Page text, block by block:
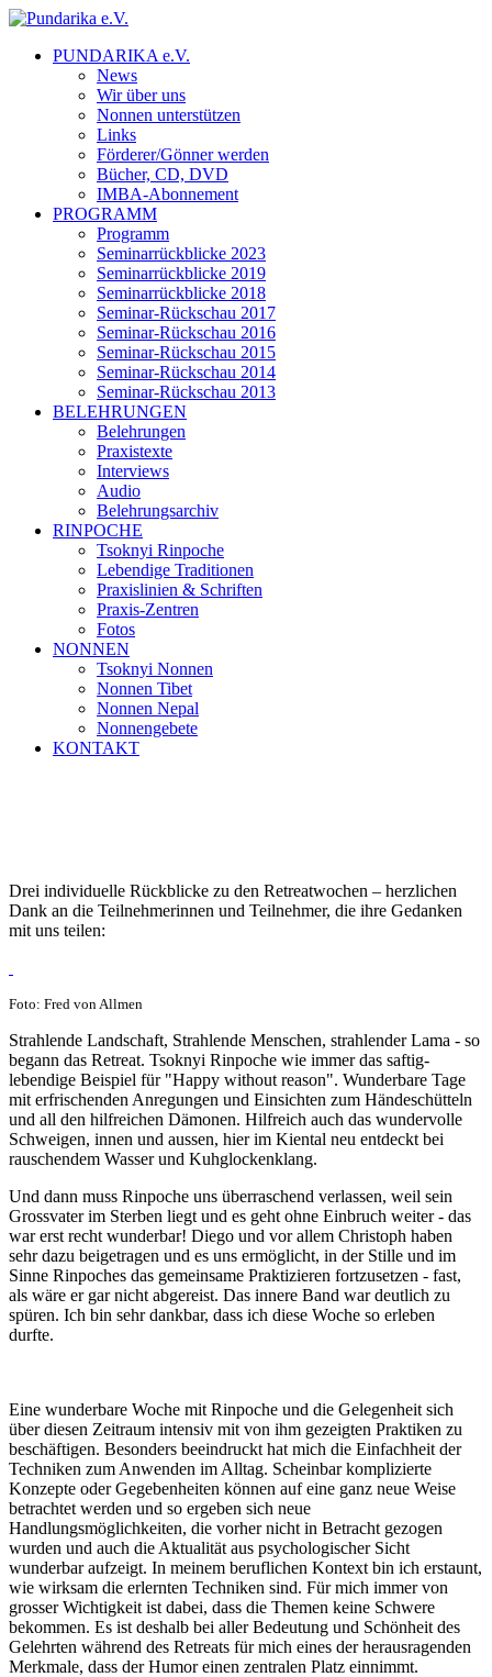
PUNDARIKA e.V.
News
Wir über uns
Nonnen unterstützen
Links
Förderer/Gönner werden
Bücher, CD, DVD
IMBA-Abonnement
PROGRAMM
Programm
Seminarrückblicke 2023
Seminarrückblicke 2019
Seminarrückblicke 2018
Seminar-Rückschau 2017
Seminar-Rückschau 2016
Seminar-Rückschau 2015
Seminar-Rückschau 2014
Seminar-Rückschau 2013
BELEHRUNGEN
Belehrungen
Praxistexte
Interviews
Audio
Belehrungsarchiv
RINPOCHE
Tsoknyi Rinpoche
Lebendige Traditionen
Praxislinien & Schriften
Praxis-Zentren
Fotos
NONNEN
Tsoknyi Nonnen
Nonnen Tibet
Nonnen Nepal
Nonnengebete
KONTAKT
Drei individuelle Rückblicke zu den Retreatwochen – herzlichen
Dank an die Teilnehmerinnen und Teilnehmer, die ihre Gedanken
mit uns teilen:
Foto: Fred von Allmen
Strahlende Landschaft, Strahlende Menschen, strahlender Lama - so
begann das Retreat. Tsoknyi Rinpoche wie immer das saftig-
lebendige Beispiel für "Happy without reason". Wunderbare Tage
mit erfrischenden Anregungen und Einsichten zum Händeschütteln
und all den hilfreichen Dämonen. Hilfreich auch das wundervolle
Schweigen, innen und aussen, hier im Kiental neu entdeckt bei
rauschendem Wasser und Kuhglockenklang.
Und dann muss Rinpoche uns überraschend verlassen, weil sein
Grossvater im Sterben liegt und es geht ohne Einbruch weiter - das
war erst recht wunderbar! Diego und vor allem Christoph haben
sehr dazu beigetragen und es uns ermöglicht, in der Stille und im
Sinne Rinpoches das gemeinsame Praktizieren fortzusetzen - fast,
als wäre er gar nicht abgereist. Das innere Band war deutlich zu
spüren. Ich bin sehr dankbar, dass ich diese Woche so erleben
durfte.
Eine wunderbare Woche mit Rinpoche und die Gelegenheit sich
über diesen Zeitraum intensiv mit von ihm gezeigten Praktiken zu
beschäftigen. Besonders beeindruckt hat mich die Einfachheit der
Techniken zum Anwenden im Alltag. Scheinbar komplizierte
Konzepte oder Gegebenheiten können auf eine ganz neue Weise
betrachtet werden und so ergeben sich neue
Handlungsmöglichkeiten, die vorher nicht in Betracht gezogen
wurden und auch die Aktualität aus psychologischer Sicht
wunderbar aufzeigt. In meinem beruflichen Kontext bin ich erstaunt,
wie wirksam die erlernten Techniken sind. Für mich immer von
grosser Wichtigkeit ist dabei, dass die Themen keine Schwere
bekommen. Es ist deshalb bei aller Bedeutung und Schönheit des
Gelehrten während des Retreats für mich eines der herausragenden
Merkmale, dass der Humor einen zentralen Platz einnimmt.